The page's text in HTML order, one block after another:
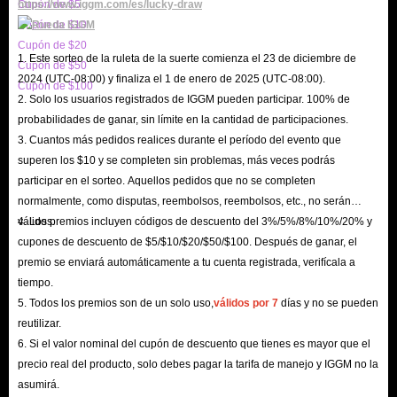
recompensas monetarias del juego.
2. Facilitar Misiones/Contratos en el Juego
En Arena Breakout Infinite, encontrarás numerosas
misiones que implican eliminar enemigos y explorar, cada
una de las cuales te recompensará con Koens al
completarlas. Por supuesto, los contratos también son una
parte esencial de la historia del juego, siendo más
importantes que las misiones y ofreciendo recompensas
más sustanciales.
Tanto si completas una evacuación como una misión, el
sistema te recompensa con equipo necesario para el
combate, además de los Koens necesarios en el juego. Sin
embargo, es posible que no lo uses todo. Venderlo a
vendedores u otros jugadores también puede generarte
una ganancia sustancial.
Cupón de $5
Cupón de $10
Cupón de $20
Cupón de $50
Cupón de $100
https://www.iggm.com/es/lucky-draw
1. Este sorteo de la ruleta de la suerte comienza el 23 de diciembre de
2024 (UTC-08:00) y finaliza el 1 de enero de 2025 (UTC-08:00).
2. Solo los usuarios registrados de IGGM pueden participar. 100% de
probabilidades de ganar, sin límite en la cantidad de participaciones.
3. Cuantos más pedidos realices durante el período del evento que
superen los $10 y se completen sin problemas, más veces podrás
participar en el sorteo. Aquellos pedidos que no se completen
normalmente, como disputas, reembolsos, reembolsos, etc., no serán
válidos.
4. Los premios incluyen códigos de descuento del 3%/5%/8%/10%/20% y
cupones de descuento de $5/$10/$20/$50/$100. Después de ganar, el
premio se enviará automáticamente a tu cuenta registrada, verifícala a
tiempo.
5. Todos los premios son de un solo uso, válidos por 7 días y no se pueden
reutilizar.
6. Si el valor nominal del cupón de descuento que tienes es mayor que el
precio real del producto, solo debes pagar la tarifa de manejo y IGGM no la
asumirá.